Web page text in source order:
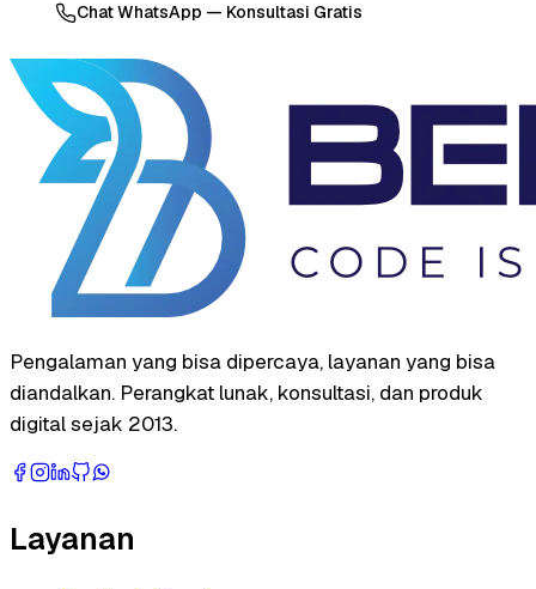
Chat WhatsApp — Konsultasi Gratis
Pengalaman yang bisa dipercaya, layanan yang bisa
diandalkan. Perangkat lunak, konsultasi, dan produk
digital sejak 2013.
Layanan